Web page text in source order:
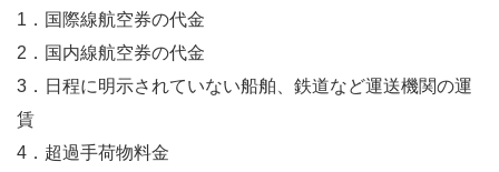
1．国際線航空券の代金
2．国内線航空券の代金
3．日程に明示されていない船舶、鉄道など運送機関の運
賃
4．超過手荷物料金